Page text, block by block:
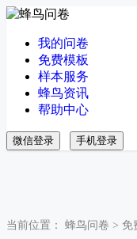
我的问卷
免费模板
样本服务
蜂鸟资讯
帮助中心
微信登录 手机登录
当前位置： 蜂鸟问卷 > 免